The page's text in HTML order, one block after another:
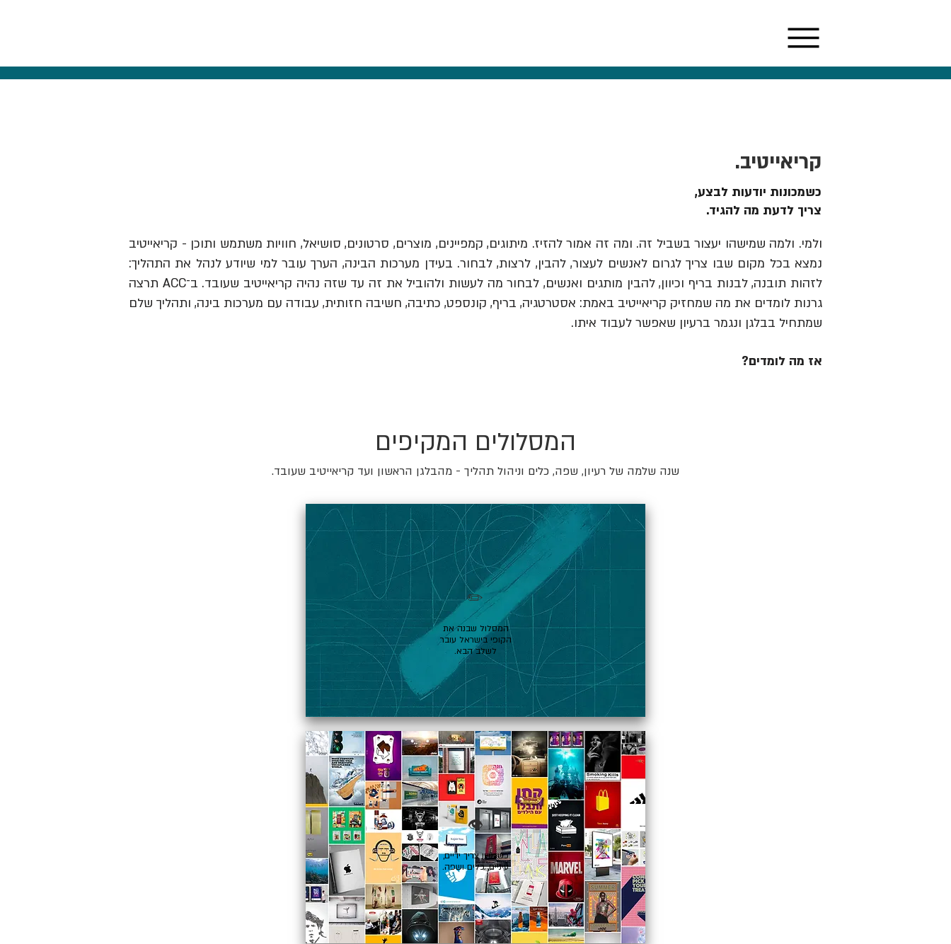
קריאייטיב.
כשמכונות יודעות לבצע,
צריך לדעת מה להגיד.
ולמי. ולמה שמישהו יעצור בשביל זה. ומה זה אמור להזיז. מיתוגים, קמפיינים, מוצרים, סרטונים, סושיאל, חוויות משתמש ותוכן - קריאייטיב
נמצא בכל מקום שבו צריך לגרום לאנשים לעצור, להבין, לרצות, לבחור. בעידן מערכות הבינה, הערך עובר למי שיודע לנהל את התהליך:
לזהות תובנה, לבנות בריף וכיוון, להבין מותגים ואנשים, לבחור מה לעשות ולהוביל את זה עד שזה נהיה קריאייטיב שעובד. ב־ACC תרצה
גרנות לומדים את מה שמחזיק קריאייטיב באמת: אסטרטגיה, בריף, קונספט, כתיבה, חשיבה חזותית, עבודה עם מערכות בינה, ותהליך שלם
שמתחיל בבלגן ונגמר ברעיון שאפשר לעבוד איתו.
אז מה לומדים?
המסלולים המקיפים
שנה שלמה של רעיון, שפה, כלים וניהול תהליך - מהבלגן הראשון ועד קריאייטיב שעובד.
✏️
המסלול שבנה את
הקופי בישראל עובר
לשלב הבא.
👁️
כשרעיון צריך ידיים,
עיניים, כלים ושפה.